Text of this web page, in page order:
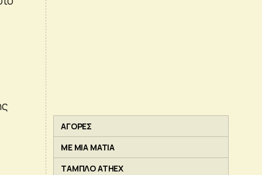
ΑΓΟΡΕΣ
ΜΕ ΜΙΑ ΜΑΤΙΑ
ΤΑΜΠΛΟ ATHEX